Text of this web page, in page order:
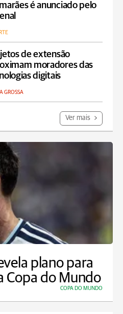
é anunciado pelo
de extensão
moradores das
digitais
GROSSA
Ver mais
plano para
Copa do Mundo
COPA DO MUNDO